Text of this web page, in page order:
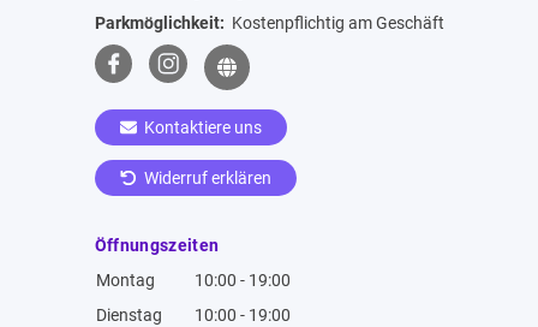
Parkmöglichkeit: Kostenpflichtig am Geschäft
Kontaktiere uns
Widerruf erklären
Öffnungszeiten
Montag
10:00 - 19:00
Dienstag
10:00 - 19:00